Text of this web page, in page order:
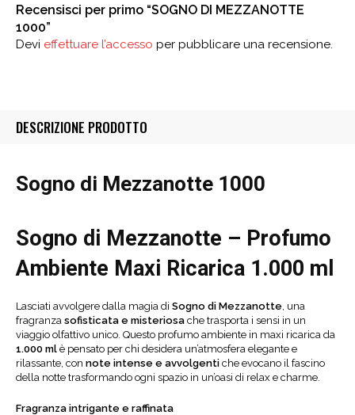
Recensisci per primo “SOGNO DI MEZZANOTTE
1000”
Devi effettuare l’accesso per pubblicare una recensione.
DESCRIZIONE PRODOTTO
Sogno di Mezzanotte 1000
Sogno di Mezzanotte – Profumo
Ambiente Maxi Ricarica 1.000 ml
Lasciati avvolgere dalla magia di Sogno di Mezzanotte , una
fragranza sofisticata e misteriosa che trasporta i sensi in un
viaggio olfattivo unico. Questo profumo ambiente in maxi ricarica da
1.000 ml è pensato per chi desidera un’atmosfera elegante e
rilassante, con note intense e avvolgenti che evocano il fascino
della notte trasformando ogni spazio in un’oasi di relax e charme.
Fragranza intrigante e raffinata